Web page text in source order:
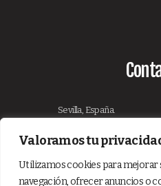
Valoramos tu
Utilizamos cookies para mejorar
navegación, ofrecer anuncios o
Sevilla, España.
+34 656 58 20 18